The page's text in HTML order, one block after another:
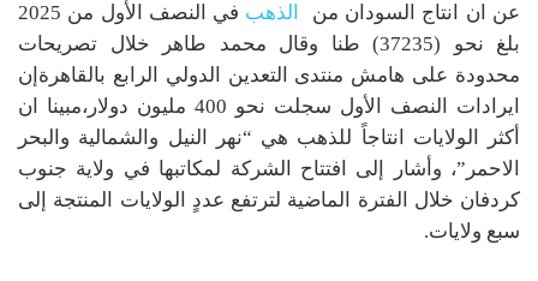
عن ان انتاج السودان من
الذهب
في النصف الأول من 2025
بلغ نحو (37235) طنا وقال محمد طاهر خلال تصريحات
محدودة على هامش منتدى التعدين الدولي الرابع بالقاهرةإن
ايرادات النصف الأول سجلت نحو 400 مليون دولار،مبينا ان
أكثر الولايات انتاجاً للذهب هي “نهر النيل والشمالية والبحر
الاحمر”، وأشار إلى افتتاح الشركة لمكاتبها في ولاية جنوب
كردفان خلال الفترة الماضية لترتفع عددٍ الولايات المنتجة إلى
سبع ولايات.